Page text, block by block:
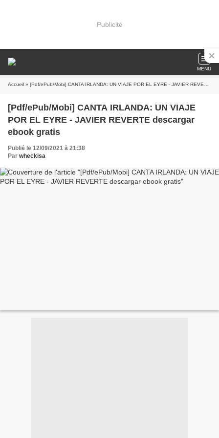
Publicité
MENU
Accueil » [Pdf/ePub/Mobi] CANTA IRLANDA: UN VIAJE POR EL EYRE - JAVIER REVERTE descargar ebook gratis
[Pdf/ePub/Mobi] CANTA IRLANDA: UN VIAJE
POR EL EYRE - JAVIER REVERTE descargar
ebook gratis
Publié le 12/09/2021 à 21:38
Par wheckisa